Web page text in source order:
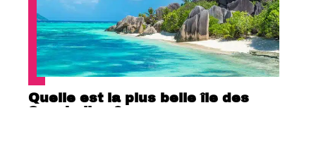
Quelle est la plus belle île des
Seychelles ?